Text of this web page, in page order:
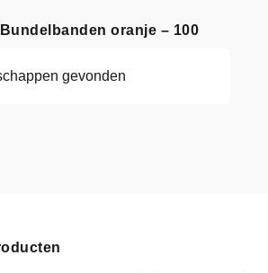
oranje – 100
gevonden